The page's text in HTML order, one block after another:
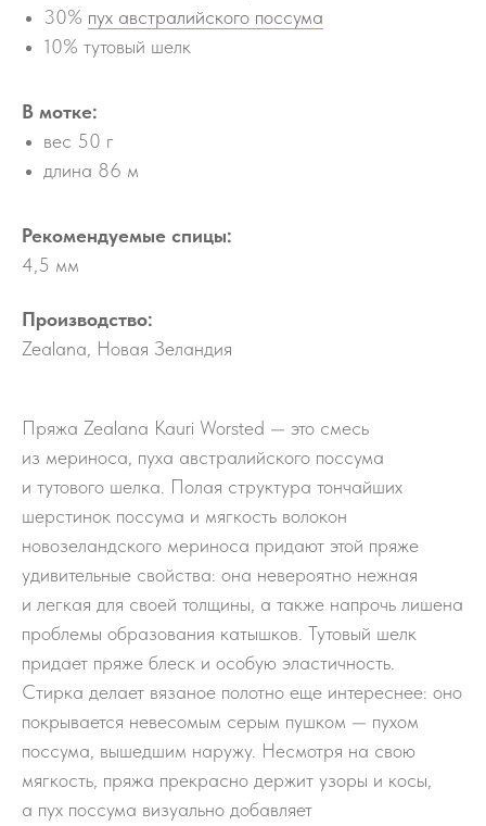
30% пух австралийского поссума
10% тутовый шелк
В мотке:
вес 50 г
длина 86 м
Рекомендуемые спицы:
4,5 мм
Производство:
Zealana, Новая Зеландия
Пряжа Zealana Kauri Worsted — это смесь
из мериноса, пуха австралийского поссума
и тутового шелка. Полая структура тончайших
шерстинок поссума и мягкость волокон
новозеландского мериноса придают этой пряже
удивительные свойства: она невероятно нежная
и легкая для своей толщины, а также напрочь лишена
проблемы образования катышков. Тутовый шелк
придает пряже блеск и особую эластичность.
Стирка делает вязаное полотно еще интереснее: оно
покрывается невесомым серым пушком — пухом
поссума, вышедшим наружу. Несмотря на свою
мягкость, пряжа прекрасно держит узоры и косы,
а пух поссума визуально добавляет